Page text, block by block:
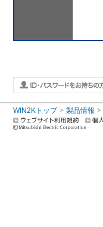
WIN2Kトップ 製品情報